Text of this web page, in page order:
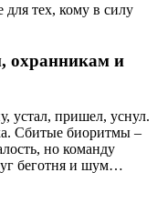
для тех, кому в силу
охранникам и
устал, пришел, уснул.
Сбитые биоритмы –
но команду
беготня и шум…